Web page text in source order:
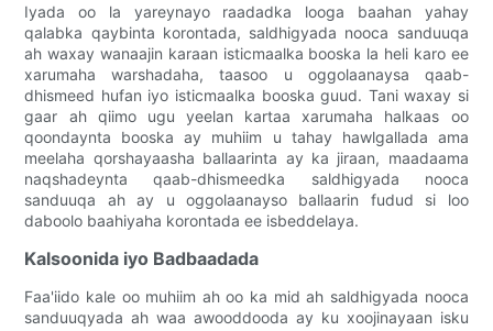
Iyada oo la yareynayo raadadka looga baahan yahay
qalabka qaybinta korontada, saldhigyada nooca sanduuqa
ah waxay wanaajin karaan isticmaalka booska la heli karo ee
xarumaha warshadaha, taasoo u oggolaanaysa qaab-
dhismeed hufan iyo isticmaalka booska guud. Tani waxay si
gaar ah qiimo ugu yeelan kartaa xarumaha halkaas oo
qoondaynta booska ay muhiim u tahay hawlgallada ama
meelaha qorshayaasha ballaarinta ay ka jiraan, maadaama
naqshadeynta qaab-dhismeedka saldhigyada nooca
sanduuqa ah ay u oggolaanayso ballaarin fudud si loo
daboolo baahiyaha korontada ee isbeddelaya.
Kalsoonida iyo Badbaadada
Faa'iido kale oo muhiim ah oo ka mid ah saldhigyada nooca
sanduuqyada ah waa awooddooda ay ku xoojinayaan isku